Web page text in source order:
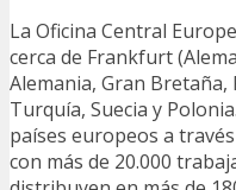
La Oficina Central
cerca de Frankfurt
Alemania, Gran Bretaña,
Turquía, Suecia y
países europeos a
con más de 20.000